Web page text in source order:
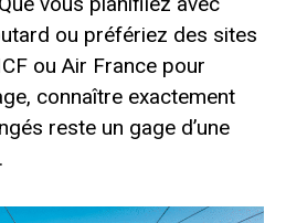
ou préfériez des sites
ou Air France pour
connaître exactement
reste un gage d’une